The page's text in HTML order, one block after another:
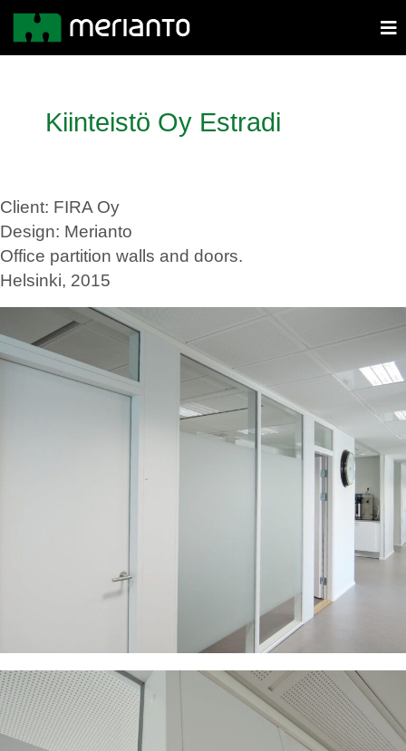
Kiinteistö Oy Estradi
Client: FIRA Oy
Design: Merianto
Office partition walls and doors.
Helsinki, 2015